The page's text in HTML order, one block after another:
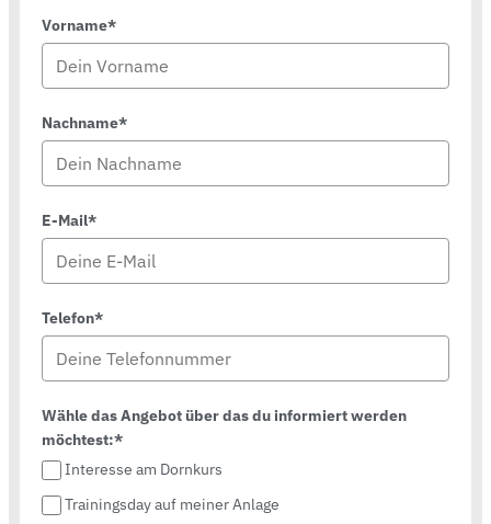
Vorname*
Nachname*
E-Mail*
Telefon*
Wähle das Angebot über das du informiert werden
möchtest:*
Interesse am Dornkurs
Trainingsday auf meiner Anlage